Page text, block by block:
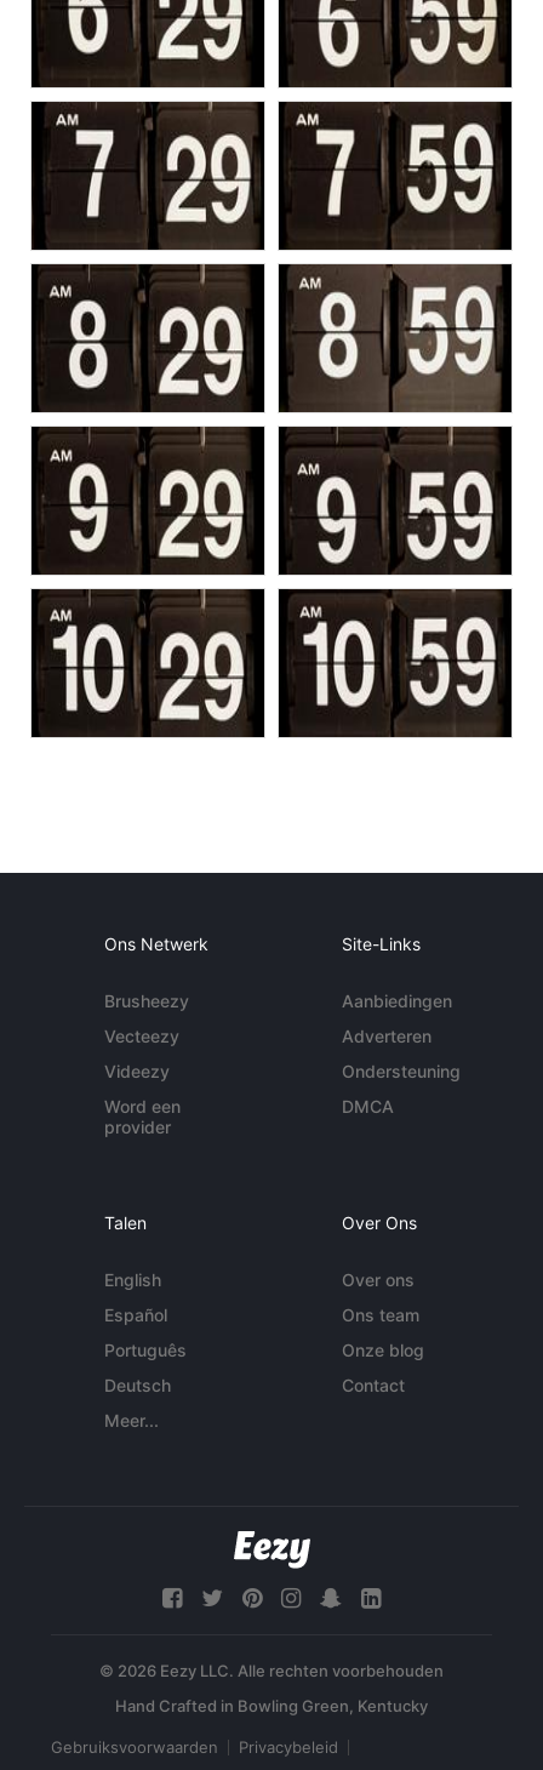
Ons Netwerk
Brusheezy
Vecteezy
Videezy
Word een
provider
Site-Links
Aanbiedingen
Adverteren
Ondersteuning
DMCA
Talen
English
Español
Português
Deutsch
Meer...
Over Ons
Over ons
Ons team
Onze blog
Contact
© 2026 Eezy LLC. Alle rechten voorbehouden
Gebruiksvoorwaarden Privacybeleid